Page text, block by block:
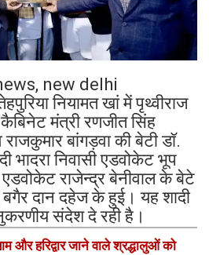
new delhi
नियामत खां में पृथ्वीराज
कैबिनेट मंत्री रणजीत सिंह
बांगड़वा की बेटी डॉ.
भादरा निवासी एडवोकेट भूप
राजेन्द्र बेनीवाल के बेटे
दान दहेज के हुई। यह शादी
संदेश दे रही है।
और हरिद्वार जाने वाले श्रद्धालुओं को